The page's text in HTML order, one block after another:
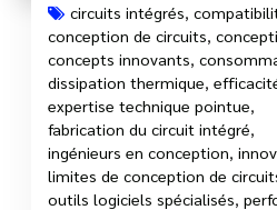
circuits intégrés
conception de circuits
concepts innovants
dissipation thermique
expertise technique pointue
fabrication du circuit intégré
ingénieurs en conception
limites de conception de
outils logiciels spécialisés